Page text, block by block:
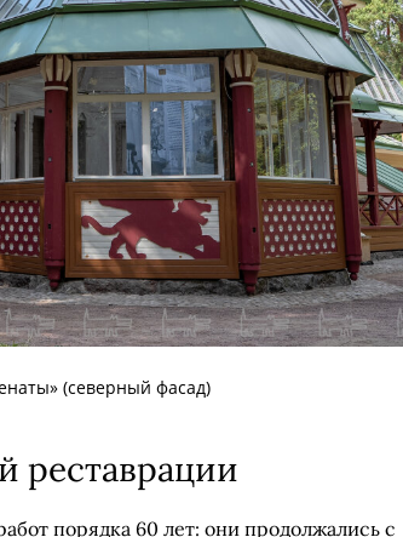
(северный фасад)
реставрации
порядка 60 лет: они продолжались с